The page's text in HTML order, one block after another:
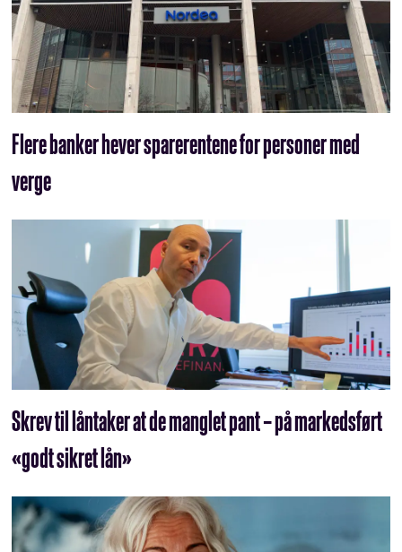
Flere banker hever sparerentene for personer med
verge
Skrev til låntaker at de manglet pant – på markedsført
«godt sikret lån»